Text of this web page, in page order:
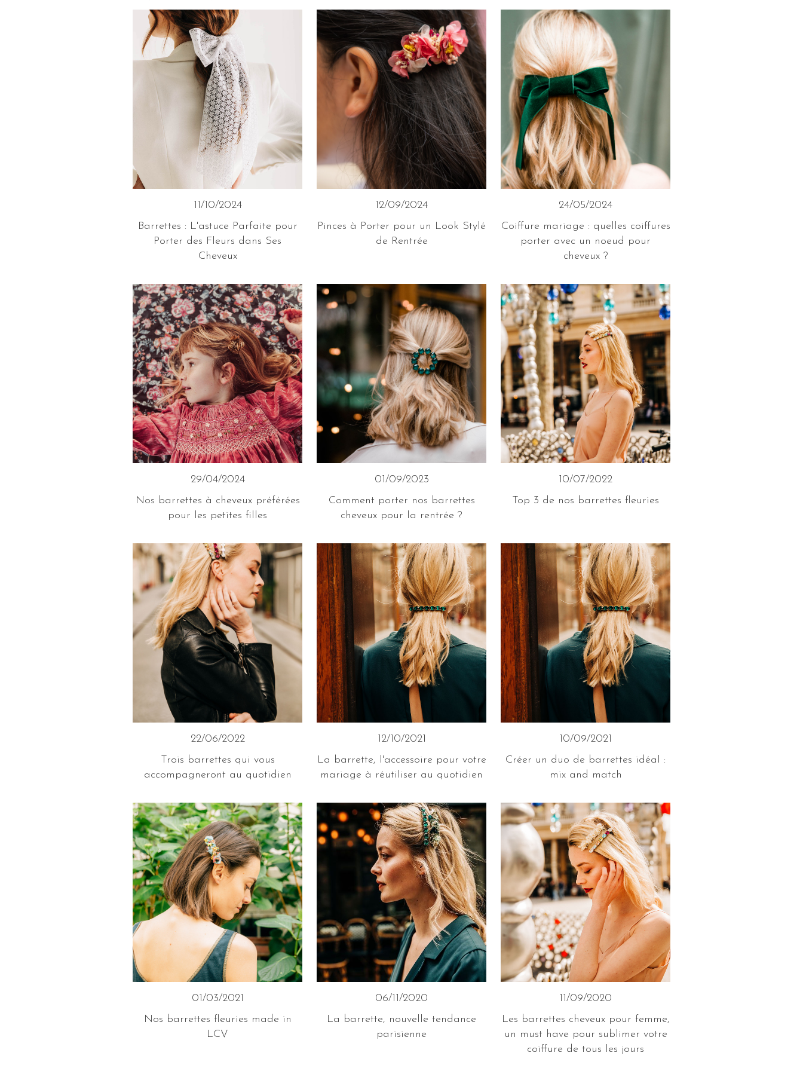
11/10/2024
Barrettes : L'astuce Parfaite pour
Porter des Fleurs dans Ses
Cheveux
12/09/2024
Pinces à Porter pour un Look Stylé
de Rentrée
24/05/2024
Coiffure mariage : quelles coiffures
porter avec un noeud pour
cheveux ?
29/04/2024
Nos barrettes à cheveux préférées
pour les petites filles
01/09/2023
Comment porter nos barrettes
cheveux pour la rentrée ?
10/07/2022
Top 3 de nos barrettes fleuries
22/06/2022
Trois barrettes qui vous
accompagneront au quotidien
12/10/2021
La barrette, l'accessoire pour votre
mariage à réutiliser au quotidien
10/09/2021
Créer un duo de barrettes idéal :
mix and match
01/03/2021
Nos barrettes fleuries made in
LCV
06/11/2020
La barrette, nouvelle tendance
parisienne
11/09/2020
Les barrettes cheveux pour femme,
un must have pour sublimer votre
coiffure de tous les jours